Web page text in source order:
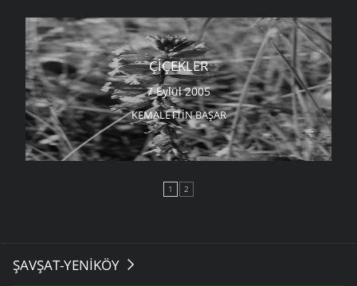
ÇIÇEKLER
7 Eylül 2005
KEMALETTIN BAŞAR
1 2
ŞAVŞAT-YENIKÖY